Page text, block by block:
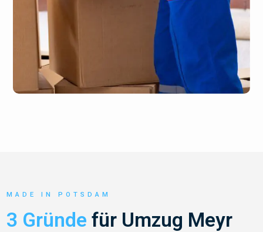
MADE IN POTSDAM
3 Gründe für Umzug Meyr